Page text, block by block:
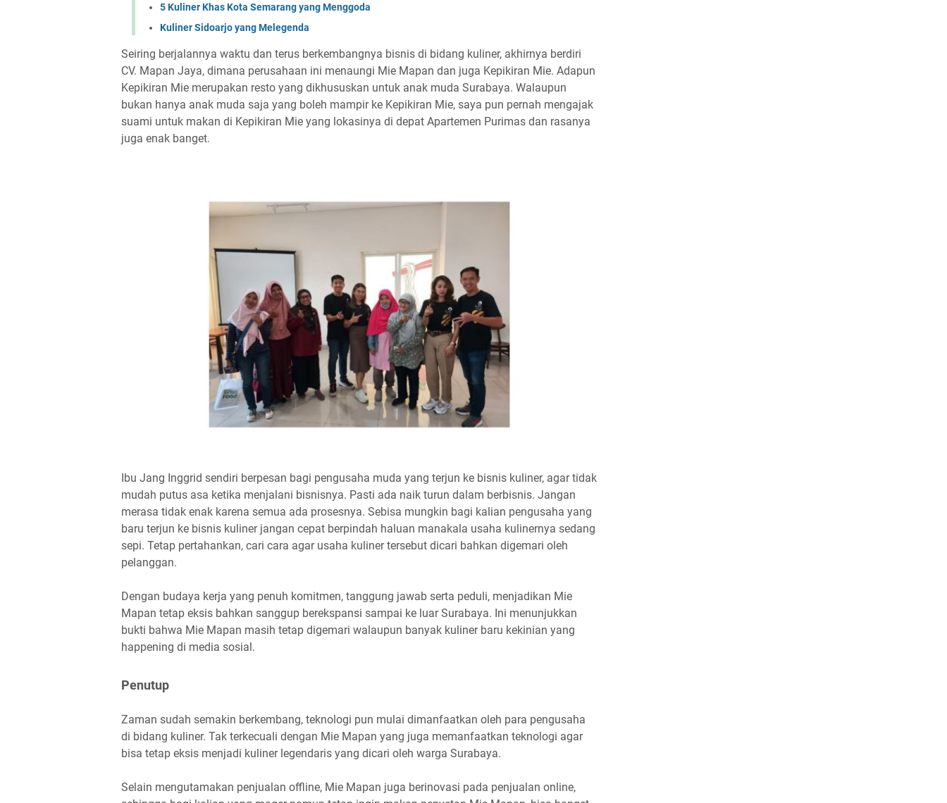
5 Kuliner Khas Kota Semarang yang Menggoda
Kuliner Sidoarjo yang Melegenda
Seiring berjalannya waktu dan terus berkembangnya bisnis di bidang kuliner, akhirnya berdiri
CV. Mapan Jaya, dimana perusahaan ini menaungi Mie Mapan dan juga Kepikiran Mie. Adapun
Kepikiran Mie merupakan resto yang dikhususkan untuk anak muda Surabaya. Walaupun
bukan hanya anak muda saja yang boleh mampir ke Kepikiran Mie, saya pun pernah mengajak
suami untuk makan di Kepikiran Mie yang lokasinya di depat Apartemen Purimas dan rasanya
juga enak banget.
Ibu Jang Inggrid sendiri berpesan bagi pengusaha muda yang terjun ke bisnis kuliner, agar tidak
mudah putus asa ketika menjalani bisnisnya. Pasti ada naik turun dalam berbisnis. Jangan
merasa tidak enak karena semua ada prosesnya. Sebisa mungkin bagi kalian pengusaha yang
baru terjun ke bisnis kuliner jangan cepat berpindah haluan manakala usaha kulinernya sedang
sepi. Tetap pertahankan, cari cara agar usaha kuliner tersebut dicari bahkan digemari oleh
pelanggan.
Dengan budaya kerja yang penuh komitmen, tanggung jawab serta peduli, menjadikan Mie
Mapan tetap eksis bahkan sanggup berekspansi sampai ke luar Surabaya. Ini menunjukkan
bukti bahwa Mie Mapan masih tetap digemari walaupun banyak kuliner baru kekinian yang
happening di media sosial.
Penutup
Zaman sudah semakin berkembang, teknologi pun mulai dimanfaatkan oleh para pengusaha
di bidang kuliner. Tak terkecuali dengan Mie Mapan yang juga memanfaatkan teknologi agar
bisa tetap eksis menjadi kuliner legendaris yang dicari oleh warga Surabaya.
Selain mengutamakan penjualan offline, Mie Mapan juga berinovasi pada penjualan online,